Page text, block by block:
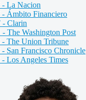
- La Nacion
- Ámbito Financiero
- Clarin
- The Washington Post
- The Union Tribune
- San Francisco Chronicle
- Los Angeles Times